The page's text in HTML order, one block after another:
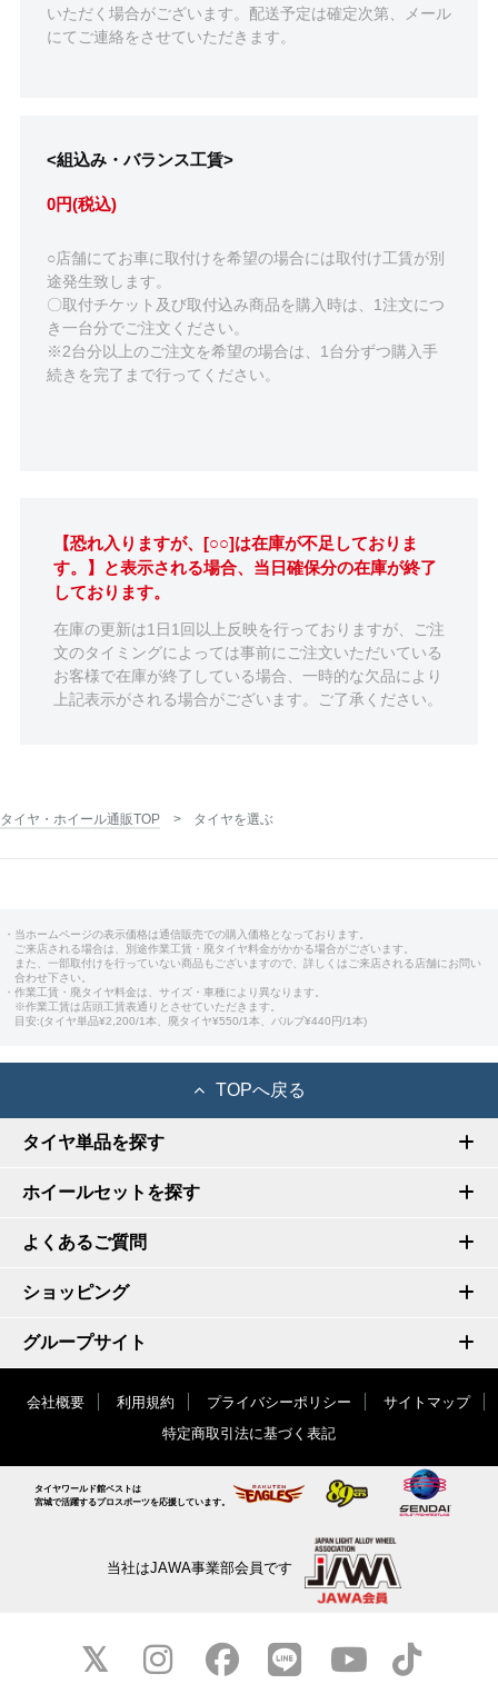
いただく場合がございます。配送予定は確定次第、メール
にてご連絡をさせていただきます。
<組込み・バランス工賃>
0円(税込)
○店舗にてお車に取付けを希望の場合には取付け工賃が別
途発生致します。
〇取付チケット及び取付込み商品を購入時は、1注文につ
き一台分でご注文ください。
※2台分以上のご注文を希望の場合は、1台分ずつ購入手
続きを完了まで行ってください。
【恐れ入りますが、[○○]は在庫が不足しておりま
す。】と表示される場合、当日確保分の在庫が終了
しております。
在庫の更新は1日1回以上反映を行っておりますが、ご注
文のタイミングによっては事前にご注文いただいている
お客様で在庫が終了している場合、一時的な欠品により
上記表示がされる場合がございます。ご了承ください。
タイヤ・ホイール通販TOP タイヤを選ぶ
・当ホームページの表示価格は通信販売での購入価格となっております。
ご来店される場合は、別途作業工賃・廃タイヤ料金がかかる場合がございます。
また、一部取付けを行っていない商品もございますので、詳しくはご来店される店舗にお問い
合わせ下さい。
・作業工賃・廃タイヤ料金は、サイズ・車種により異なります。
※作業工賃は店頭工賃表通りとさせていただきます。
目安:(タイヤ単品¥2,200/1本、廃タイヤ¥550/1本、バルブ¥440円/1本)
TOPへ戻る
タイヤ単品を探す
ホイールセットを探す
よくあるご質問
ショッピング
グループサイト
会社概要 利用規約 プライバシーポリシー
サイトマップ
特定商取引法に基づく表記
タイヤワールド館ベストは
宮城で活躍するプロスポーツを応援しています。
当社はJAWA事業部会員です